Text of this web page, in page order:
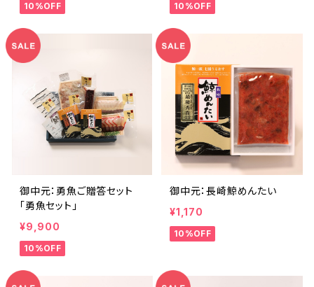
10%OFF 10%OFF
御中元：勇魚ご贈答セット
「勇魚セット」
¥9,900
10%OFF
御中元：長崎鯨めんたい
¥1,170
10%OFF